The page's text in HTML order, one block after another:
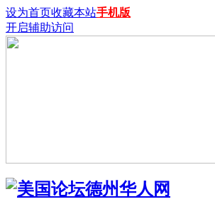
设为首页收藏本站手机版
开启辅助访问